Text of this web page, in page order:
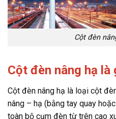
Cột đèn
Cột đèn nâng hạ là
Cột đèn nâng hạ là loại cột
nâng – hạ (bằng tay quay
toàn bộ cụm đèn từ trên cao